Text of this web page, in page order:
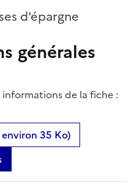
d'épargne
générales
de la fiche :
environ 35 Ko)